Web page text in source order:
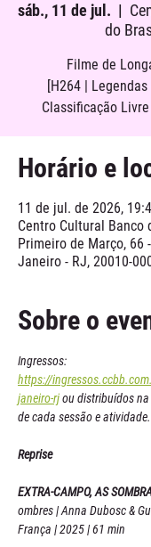
sáb., 11 de jul.
  |
do
Filme de
[H264 |
Classificação
Horário e
11 de jul. de 2026,
Centro Cultural Banco
Primeiro de Março, 66
Janeiro - RJ, 20010-
Sobre o
Ingressos:
https://
janeiro-rj ou distribuídos
de cada sessão e
Reprise
EXTRA-CAMPO, AS
ombres | Anna Dubosc &
França | 2025 | 61 min